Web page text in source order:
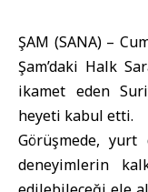
ŞAM (SANA) –
Şam’daki Halk
ikamet eden
heyeti kabul etti.
Görüşmede,
deneyimlerin